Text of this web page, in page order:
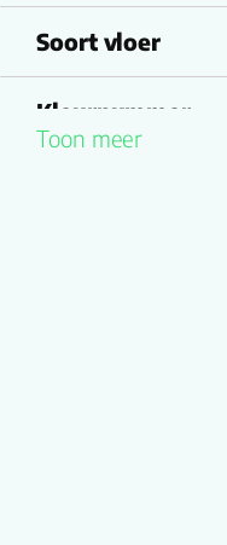
Soort vloer
Kleurnummer
Toon meer